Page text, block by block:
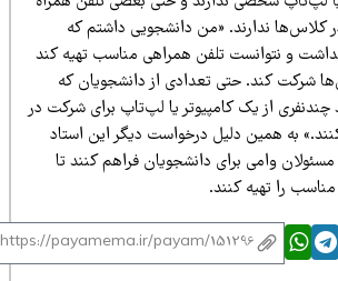
ندارند. «من دانشجویی داشتم که
نتوانست تلفن همراهی مناسب تهیه کند
کند. حتی تعدادی از دانشجویان که
از یک کامپیوتر یا لپ‌تاپ برای شرکت در
همین دلیل درخواست دیگر این استاد
وامی برای دانشجویان فراهم کنند تا
را تهیه کنند.